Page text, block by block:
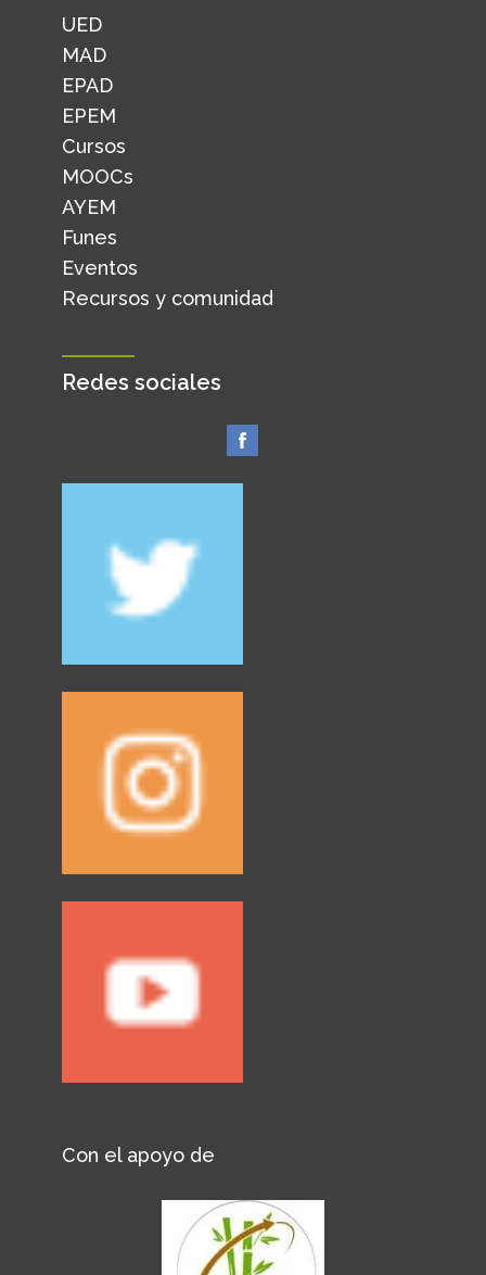
UED
MAD
EPAD
EPEM
Cursos
MOOCs
AYEM
Funes
Eventos
Recursos y comunidad
Redes sociales
Con el apoyo de